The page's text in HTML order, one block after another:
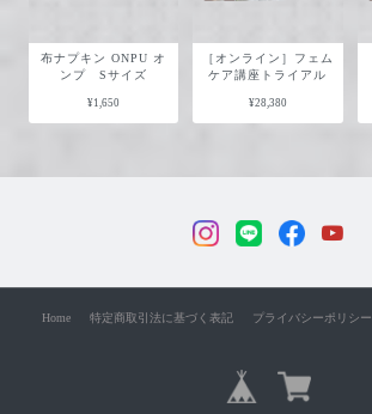
布ナプキン ONPU オ
ンプ Sサイズ
¥1,650
［オンライン］フェム
ケア講座トライアル
¥28,380
Home 特定商取引法に基づく表記 プライバシーポリシー